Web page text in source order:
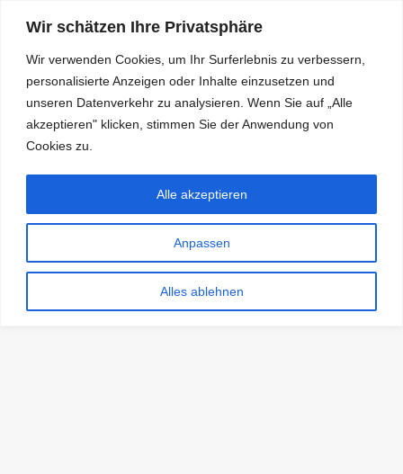
Wir schätzen Ihre Privatsphäre
Wir verwenden Cookies, um Ihr Surferlebnis zu verbessern,
personalisierte Anzeigen oder Inhalte einzusetzen und
unseren Datenverkehr zu analysieren. Wenn Sie auf „Alle
akzeptieren" klicken, stimmen Sie der Anwendung von
Cookies zu.
Anpassen
Alles ablehnen
Alle akzeptieren
RDKS.EXPERT
TESTS, EXPERTEN-TIPPS RUND UM DAS THEMA RDKS UND